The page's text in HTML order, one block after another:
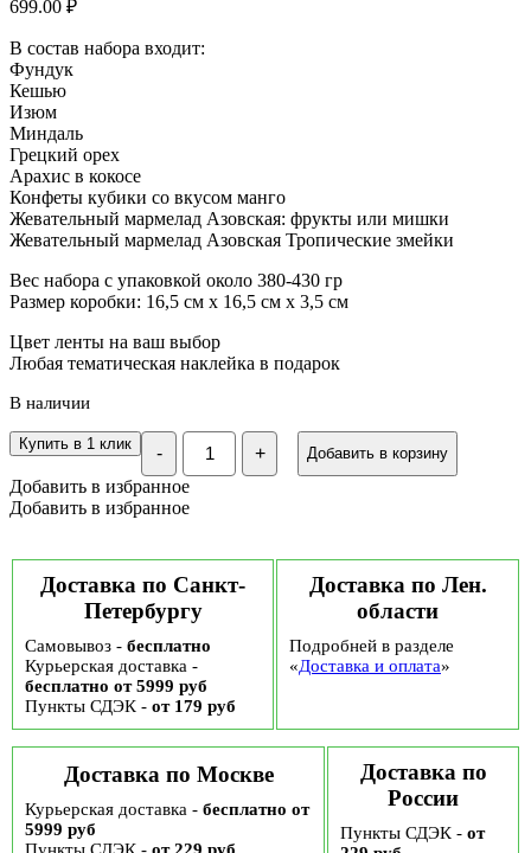
на основе
пользователей
699.00 ₽
В состав набора входит:
Фундук
Кешью
Изюм
Миндаль
Грецкий орех
Арахис в кокосе
Конфеты кубики со вкусом манго
Жевательный мармелад Азовская: фрукты или мишки
Жевательный мармелад Азовская Тропические змейки
Вес набора с упаковкой около 380-430 гр
Размер коробки: 16,5 см х 16,5 см х 3,5 см
Цвет ленты на ваш выбор
Любая тематическая наклейка в подарок
В наличии
-
Количество
Подарочный
набор
"Энергия
дня",
+ Добавить в корзину
Купить в 1 клик
Добавить в избранное
Добавить в избранное
Доставка по Санкт-
Петербургу
Самовывоз - бесплатно
Курьерская доставка -
бесплатно от 5999 руб
Пункты СДЭК - от 179 руб
Доставка по Лен.
области
Подробней в разделе
«Доставка и оплата»
Доставка по Москве
Курьерская доставка - бесплатно от
5999 руб
Доставка по
России
Пункты СДЭК - от